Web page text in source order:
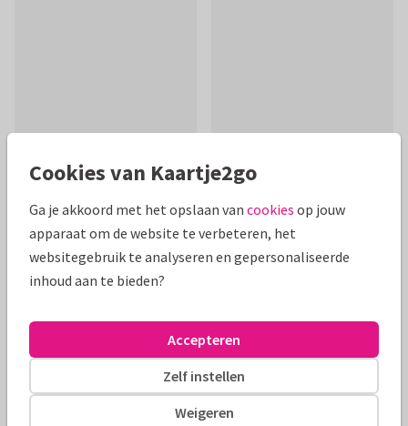
Productinformatie
Moderne kaart om iemand beterschap te wensen. Plaats een
persoonlijke tekst binnenin.
Alle kaarten zijn helemaal naar wens aan te passen
Papercute
Cookies van Kaartje2go
Ga je akkoord met het opslaan van cookies op jouw
apparaat om de website te verbeteren, het
websitegebruik te analyseren en gepersonaliseerde
inhoud aan te bieden?
Weigeren
Zelf instellen
Accepteren